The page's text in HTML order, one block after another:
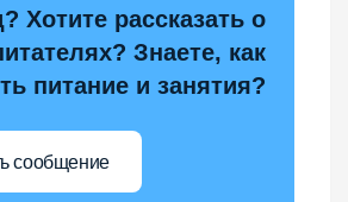
Хотите рассказать о
Знаете, как
питание и занятия?
сообщение